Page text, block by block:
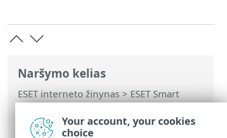
Naršymo kelias
ESET interneto žinynas>ESET Smart
Security Premium>Darbas su ESET
Smart Security Premium > Žinynas ir
palaikymas
Your account, your cookies
choice